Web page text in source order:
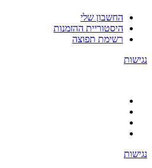
החשבון שלי
היסטוריית ההזמנות
רשימת תפוצה
נגישות
נגישות